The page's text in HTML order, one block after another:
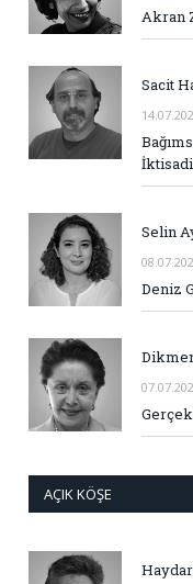
Akran
Sacit
Selin
Deniz
AÇIK KÖŞE